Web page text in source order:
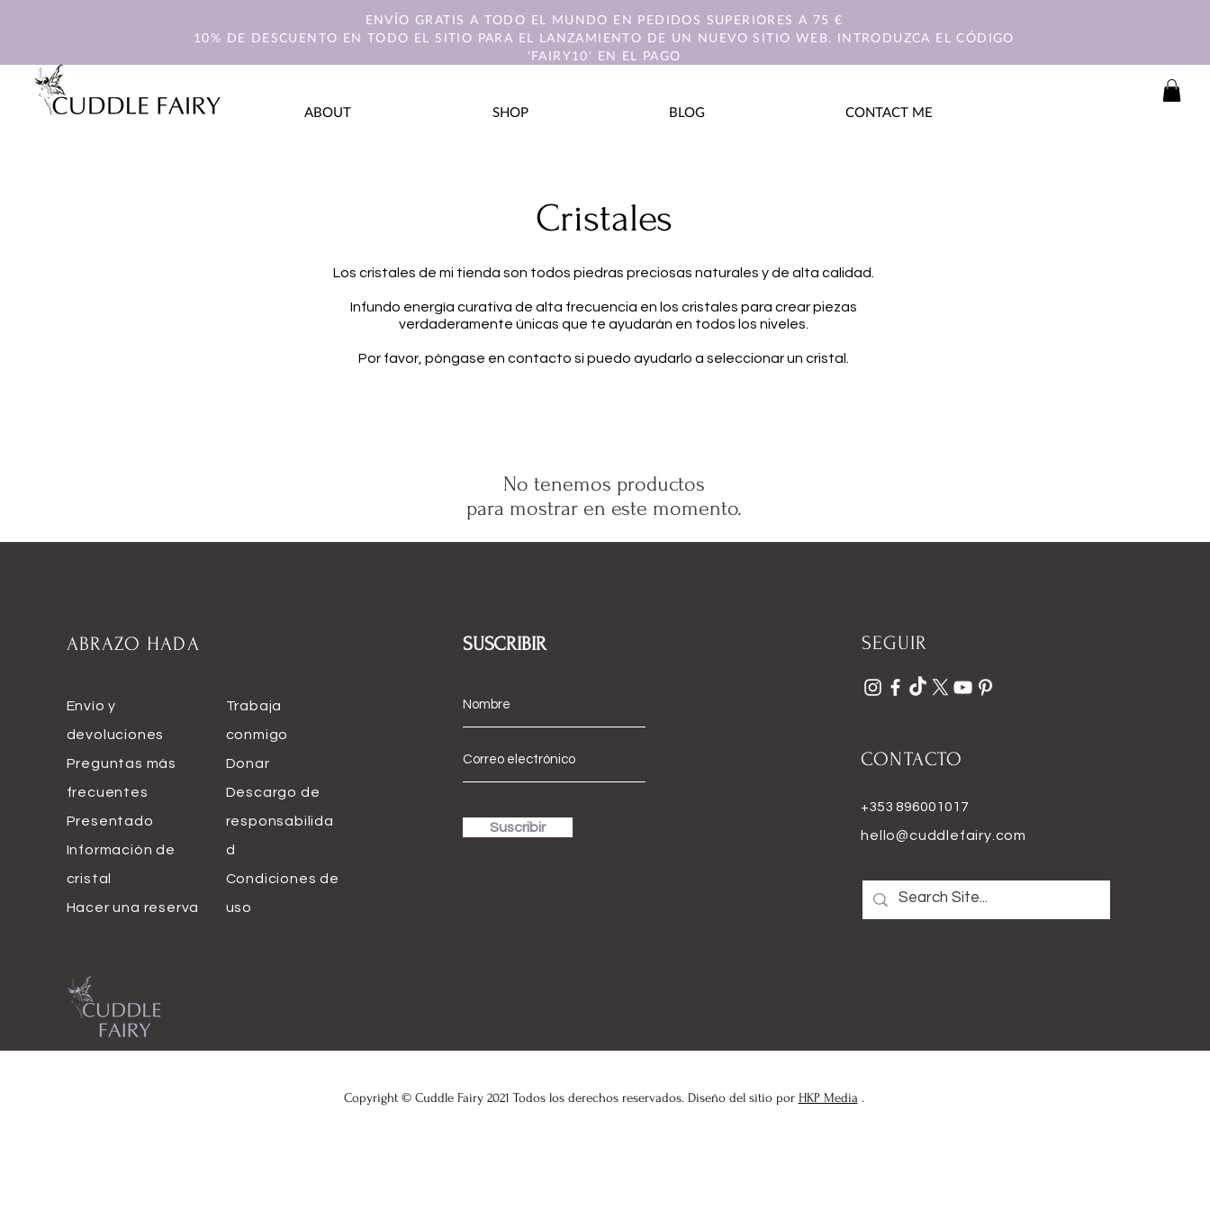
ENVÍO GRATIS A TODO EL MUNDO EN PEDIDOS SUPERIORES A 75 €
10% DE DESCUENTO EN TODO EL SITIO PARA EL LANZAMIENTO DE UN NUEVO SITIO WEB. INTRODUZCA EL CÓDIGO
'FAIRY10' EN EL PAGO
ABOUT SHOP BLOG CONTACT ME
Cristales
Los cristales de mi tienda son todos piedras preciosas naturales y de alta calidad.
Infundo energía curativa de alta frecuencia en los cristales para crear piezas
verdaderamente únicas que te ayudarán en todos los niveles.
Por favor, póngase en contacto si puedo ayudarlo a seleccionar un cristal.
No tenemos productos
para mostrar en este momento.
ABRAZO HADA
Envío y
devoluciones
Preguntas más
frecuentes
Presentado
Información de
cristal
Hacer una reserva
Trabaja
conmigo
Donar
Descargo de
responsabilida
d
Condiciones de
uso
SUSCRIBIR
Suscribir
SEGUIR
CONTACTO
+353 896001017
hello@cuddlefairy.com
Copyright © Cuddle Fairy 2021 Todos los derechos reservados. Diseño del sitio por HKP Media .